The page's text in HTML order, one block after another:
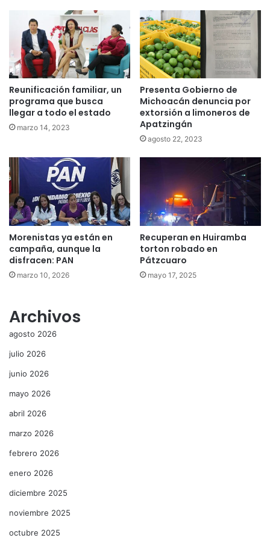
Reunificación familiar, un
programa que busca
llegar a todo el estado
marzo 14, 2023
Presenta Gobierno de
Michoacán denuncia por
extorsión a limoneros de
Apatzingán
agosto 22, 2023
Morenistas ya están en
campaña, aunque la
disfracen: PAN
marzo 10, 2026
Recuperan en Huiramba
torton robado en
Pátzcuaro
mayo 17, 2025
Archivos
agosto 2026
julio 2026
junio 2026
mayo 2026
abril 2026
marzo 2026
febrero 2026
enero 2026
diciembre 2025
noviembre 2025
octubre 2025